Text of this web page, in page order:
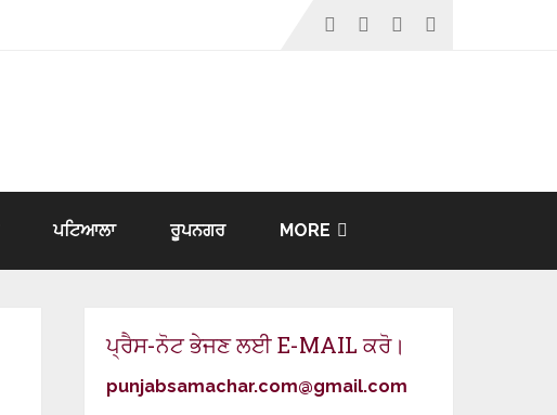
ਪਟਿਆਲਾ ਰੂਪਨਗਰ MORE
ਪ੍ਰੈਸ-ਨੋਟ ਭੇਜਣ ਲਈ E-MAIL ਕਰੋ।
punjabsamachar.com@gmail.com